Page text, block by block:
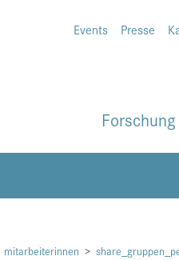
Events Presse
Forschung
mitarbeiterinnen